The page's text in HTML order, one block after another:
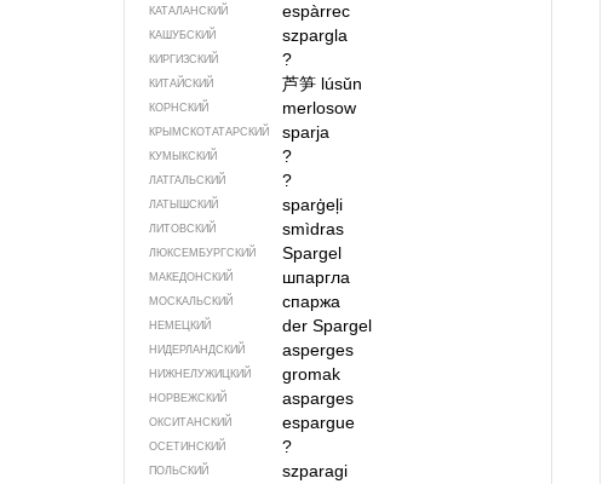
КАТАЛАНСКИЙ espàrrec
КАШУБСКИЙ szpargla
КИРГИЗСКИЙ ?
КИТАЙСКИЙ 芦笋 lúsǔn
КОРНСКИЙ merlosow
КРЫМСКО­ТАТАРСКИЙ sparja
КУМЫКСКИЙ ?
ЛАТГАЛЬСКИЙ ?
ЛАТЫШСКИЙ sparģeļi
ЛИТОВСКИЙ smìdras
ЛЮКСЕМБУРГСКИЙ Spargel
МАКЕДОНСКИЙ шпаргла
МОСКАЛЬСКИЙ спаржа
НЕМЕЦКИЙ der Spargel
НИДЕРЛАНДСКИЙ asperges
НИЖНЕЛУЖИЦКИЙ gromak
НОРВЕЖСКИЙ asparges
ОКСИТАНСКИЙ espargue
ОСЕТИНСКИЙ ?
ПОЛЬСКИЙ szparagi